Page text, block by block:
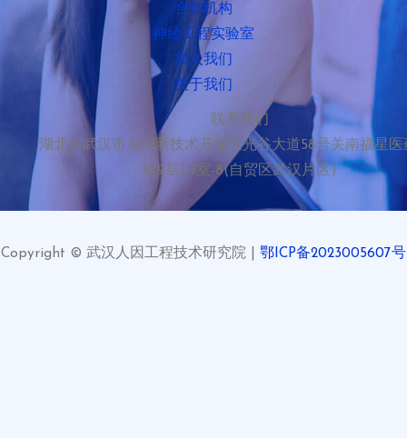
合作机构
神经工程实验室
加入我们
关于我们
联系我们
湖北省武汉市东湖新技术开发区光谷大道58号关南福星医
栋9层03室-8(自贸区武汉片区)
Copyright © 武汉人因工程技术研究院 | 鄂ICP备2023005607号